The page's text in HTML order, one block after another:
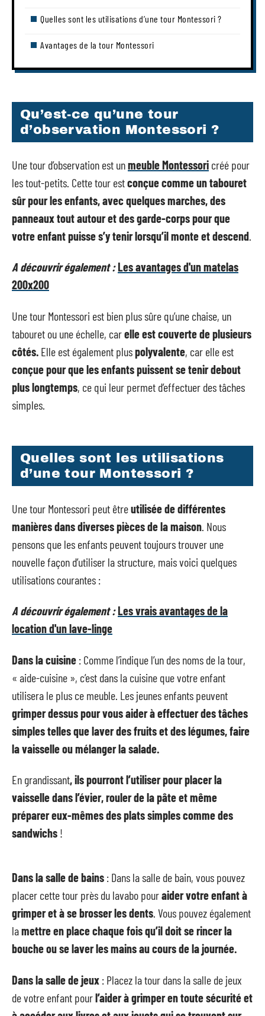
Quelles sont les utilisations d’une tour Montessori ?
Avantages de la tour Montessori
Qu’est-ce qu’une tour
d’observation Montessori ?
Une tour d’observation est unmeuble Montessori créé pour
les tout-petits. Cette tour estconçue comme un tabouret
sûr pour les enfants, avec quelques marches, des
panneaux tout autour et des garde-corps pour que
votre enfant puisse s’y tenir lorsqu’il monte et descend
A découvrir également :Les avantages d'un matelas
200x200
Une tour Montessori est bien plus sûre qu’une chaise, un
tabouret ou une échelle, carelle est couverte de plusieurs
côtés. Elle est également pluspolyvalente, car elle est
conçue pour que les enfants puissent se tenir debout
plus longtemps, ce qui leur permet d’effectuer des tâches
simples.
Quelles sont les utilisations
d’une tour Montessori ?
Une tour Montessori peut êtreutilisée de différentes
manières dans diverses pièces de la maison . Nous
pensons que les enfants peuvent toujours trouver une
nouvelle façon d’utiliser la structure, mais voici quelques
utilisations courantes :
A découvrir également :Les vrais avantages de la
location d'un lave-linge
Dans la cuisine : Comme l’indique l’un des noms de la tour,
« aide-cuisine », c’est dans la cuisine que votre enfant
utilisera le plus ce meuble. Les jeunes enfants peuvent
grimper dessus pour vous aider à effectuer des tâches
simples telles que laver des fruits et des légumes, faire
la vaisselle ou mélanger la salade.
En grandissant, ils pourront l’utiliser pour placer la
vaisselle dans l’évier, rouler de la pâte et même
préparer eux-mêmes des plats simples comme des
sandwichs !
Dans la salle de bains : Dans la salle de bain, vous pouvez
placer cette tour près du lavabo pouraider votre enfant à
grimper et à se brosser les dents. Vous pouvez également
lamettre en place chaque fois qu’il doit se rincer la
bouche ou se laver les mains au cours de la journée.
Dans la salle de jeux : Placez la tour dans la salle de jeux
de votre enfant pourl’aider à grimper en toute sécurité et